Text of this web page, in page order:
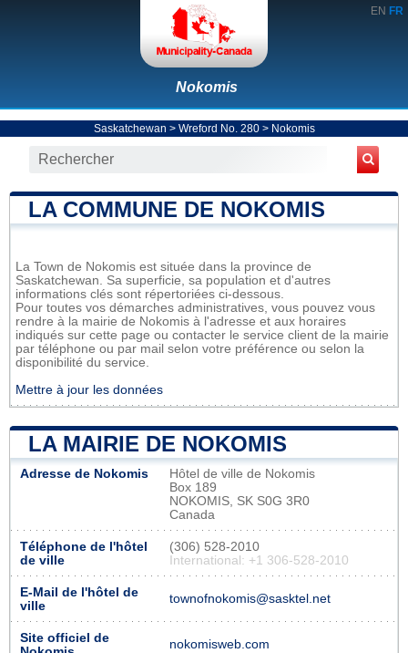
EN FR
Nokomis
Saskatchewan > Wreford No. 280> Nokomis
LA COMMUNE DE NOKOMIS
La Town de Nokomis est située dans la province de
Saskatchewan. Sa superficie, sa population et d'autres
informations clés sont répertoriées ci-dessous.
Pour toutes vos démarches administratives, vous pouvez vous
rendre à la mairie de Nokomis à l'adresse et aux horaires
indiqués sur cette page ou contacter le service client de la mairie
par téléphone ou par mail selon votre préférence ou selon la
disponibilité du service.
Mettre à jour les données
LA MAIRIE DE NOKOMIS
Adresse de Nokomis
Hôtel de ville de Nokomis
Box 189
NOKOMIS, SK S0G 3R0
Canada
Téléphone de l'hôtel
de ville
(306) 528-2010
International: +1 306-528-2010
E-Mail de l'hôtel de
ville
townofnokomis@sasktel.net
Site officiel de
nokomisweb.com